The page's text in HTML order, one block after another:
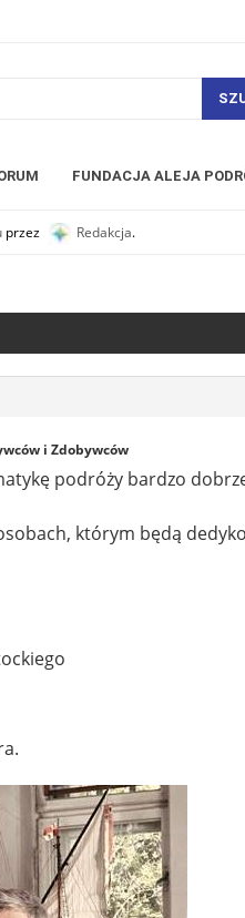
FUNDACJA ALEJA
przez Redakcja.
i Zdobywców
podróży bardzo
którym będą